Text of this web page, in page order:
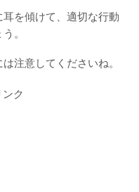
を傾けて、適切な行動
。
注意してくださいね。
ク